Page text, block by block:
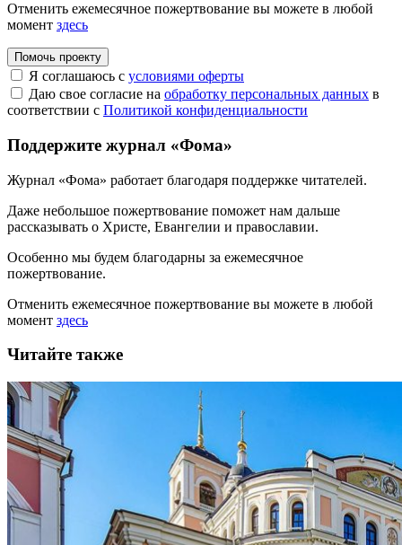
Отменить ежемесячное пожертвование вы можете в любой
момент здесь
Помочь проекту
Я соглашаюсь с условиями оферты
Даю свое согласие на обработку персональных данных в
соответствии с Политикой конфиденциальности
Поддержите журнал «Фома»
Журнал «Фома» работает благодаря поддержке читателей.
Даже небольшое пожертвование поможет нам дальше
рассказывать о Христе, Евангелии и православии.
Особенно мы будем благодарны за ежемесячное
пожертвование.
Отменить ежемесячное пожертвование вы можете в любой
момент здесь
Читайте также